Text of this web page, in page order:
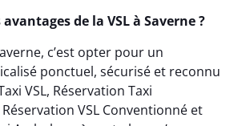
de la VSL à Saverne ?
c’est opter pour un
ponctuel, sécurisé et reconnu
VSL, Réservation Taxi
VSL Conventionné et